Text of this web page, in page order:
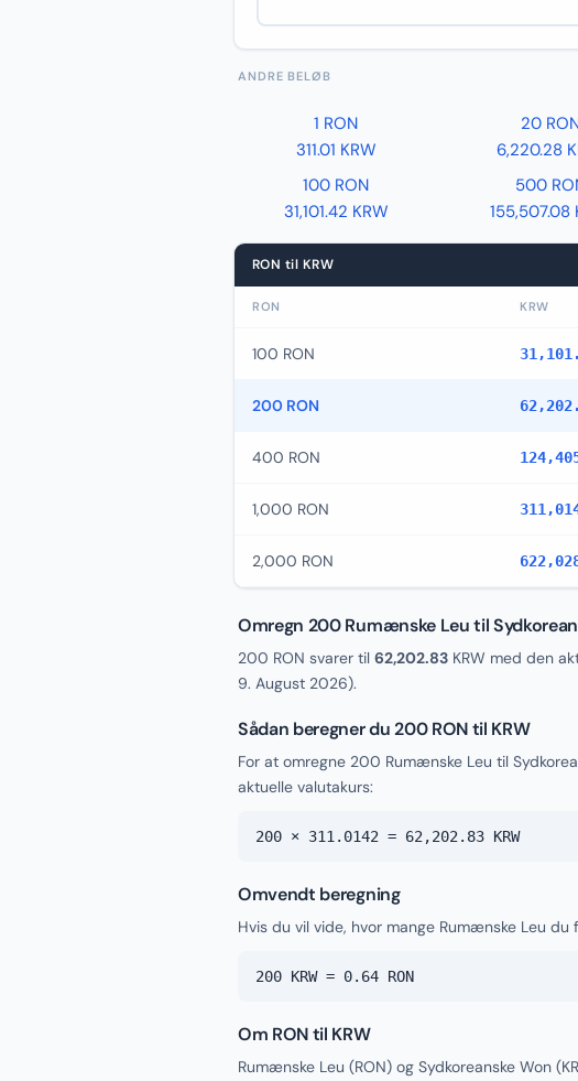
ANDRE BELØB
1 RON
311.01 KRW
20
6,220.28
100 RON
31,101.42 KRW
500
155,507.08
RON til KRW
RON KRW
100 RON
200 RON
400 RON
1,000 RON
2,000 RON
Omregn 200 Rumænske Leu til
200 RON svarer til 62,202.83 KRW med den
9. August 2026).
Sådan beregner du 200 RON til KRW
For at omregne 200 Rumænske Leu til
aktuelle valutakurs:
200 × 311.0142 = 62,202.83 KRW
Omvendt beregning
Hvis du vil vide, hvor mange Rumænske Leu
200 KRW = 0.64 RON
Om RON til KRW
Rumænske Leu (RON) og Sydkoreanske Won